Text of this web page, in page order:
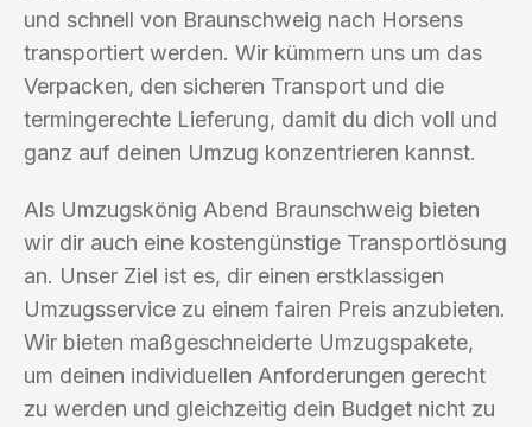
und schnell von Braunschweig nach Horsens
transportiert werden. Wir kümmern uns um das
Verpacken, den sicheren Transport und die
termingerechte Lieferung, damit du dich voll und
ganz auf deinen Umzug konzentrieren kannst.
Als Umzugskönig Abend Braunschweig bieten
wir dir auch eine kostengünstige Transportlösung
an. Unser Ziel ist es, dir einen erstklassigen
Umzugsservice zu einem fairen Preis anzubieten.
Wir bieten maßgeschneiderte Umzugspakete,
um deinen individuellen Anforderungen gerecht
zu werden und gleichzeitig dein Budget nicht zu